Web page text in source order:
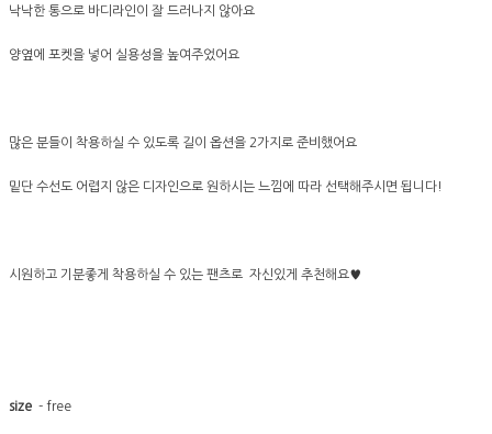
낙낙한 통으로 바디라인이 잘 드러나지 않아요
양옆에 포켓을 넣어 실용성을 높여주었어요
많은 분들이 착용하실 수 있도록 길이 옵션을 2가지로 준비했어요
밑단 수선도 어렵지 않은 디자인으로 원하시는 느낌에 따라 선택해주시면 됩니다!
시원하고 기분좋게 착용하실 수 있는 팬츠로 자신있게 추천해요♥
size - free